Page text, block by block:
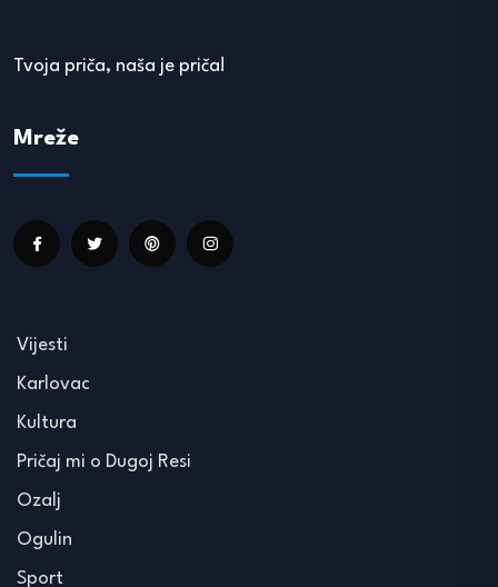
Tvoja priča, naša je priča!
Mreže
Vijesti
Karlovac
Kultura
Pričaj mi o Dugoj Resi
Ozalj
Ogulin
Sport